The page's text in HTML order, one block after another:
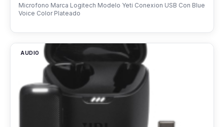
Microfono Marca Logitech Modelo Yeti Conexion USB Con Blue
Voice Color Plateado
AUDIO